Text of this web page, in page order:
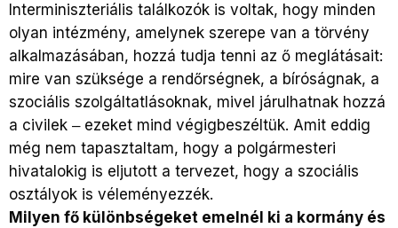
Interminiszteriális találkozók is voltak, hogy minden
olyan intézmény, amelynek szerepe van a törvény
alkalmazásában, hozzá tudja tenni az ő meglátásait:
mire van szüksége a rendőrségnek, a bíróságnak, a
szociális szolgáltatlásoknak, mivel járulhatnak hozzá
a civilek ‒ ezeket mind végigbeszéltük. Amit eddig
még nem tapasztaltam, hogy a polgármesteri
hivatalokig is eljutott a tervezet, hogy a szociális
osztályok is véleményezzék.
Milyen fő különbségeket emelnél ki a kormány és